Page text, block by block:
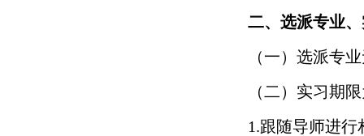
二、选派专业
（一）选派专
（二）实习期
1.跟随导师进行